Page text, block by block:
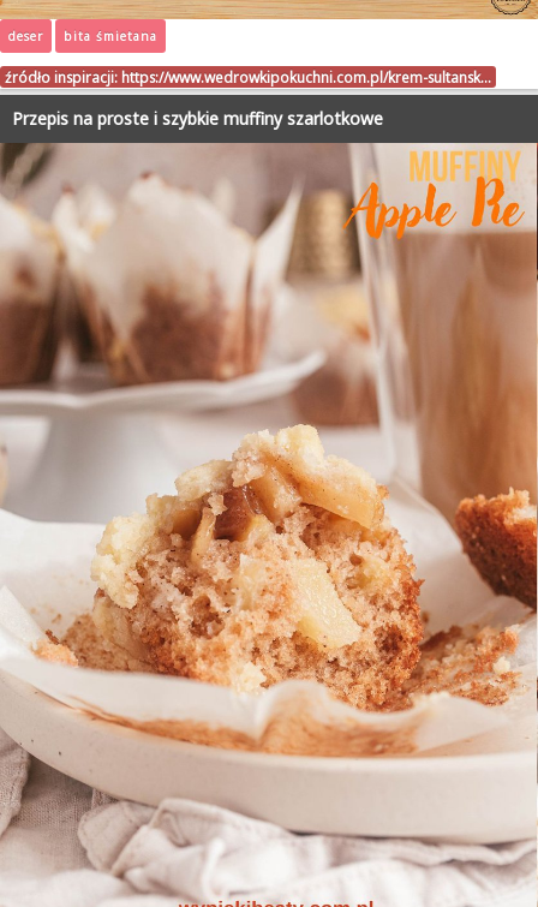
deser bita śmietana
źródło inspiracji: https://www.wedrowkipokuchni.com.pl/krem-sultansk…
Przepis na proste i szybkie muffiny szarlotkowe